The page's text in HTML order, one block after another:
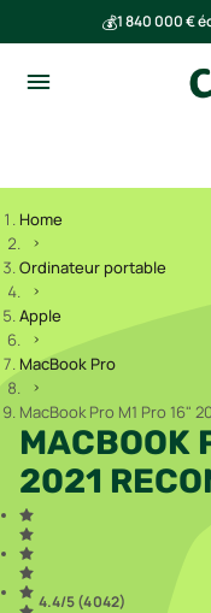
💰1 840 000 €
Home
Ordinateur portable
Apple
MacBook Pro
MacBook Pro M1 Pro 16"
MACBOOK
2021
4.4/5 (4 042)